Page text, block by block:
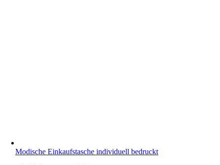
Modische Einkaufstasche individuell bedruckt